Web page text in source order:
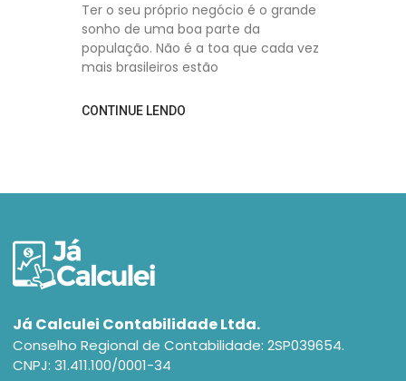
Ter o seu próprio negócio é o grande
sonho de uma boa parte da
população. Não é a toa que cada vez
mais brasileiros estão
CONTINUE LENDO
Já Calculei Contabilidade Ltda.
Conselho Regional de Contabilidade: 2SP039654.
CNPJ: 31.411.100/0001-34